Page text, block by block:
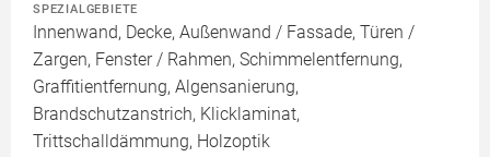
SPEZIALGEBIETE
Innenwand, Decke, Außenwand / Fassade, Türen /
Zargen, Fenster / Rahmen, Schimmelentfernung,
Graffitientfernung, Algensanierung,
Brandschutzanstrich, Klicklaminat,
Trittschalldämmung, Holzoptik